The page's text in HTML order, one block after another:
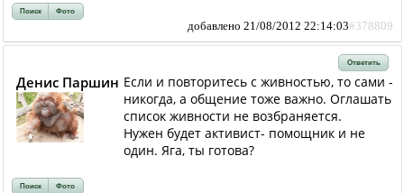
Поиск Фото
добавлено 21/08/2012 22:14:03#378809
Ответить
Денис Паршин Если и повторитесь с живностью, то сами -
никогда, а общение тоже важно. Оглашать
список живности не возбраняется.
Нужен будет активист- помощник и не
один. Яга, ты готова?
Поиск Фото